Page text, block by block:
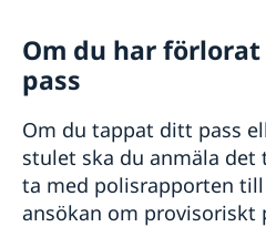
Om du har
pass
Om du tappat ditt pass
stulet ska du anmäla
ta med polisrapporten
ansökan om provisoriskt